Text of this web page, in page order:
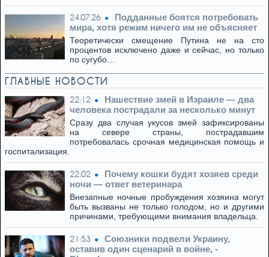
24.07.26
Подданные боятся потребовать
мира, хотя режим ничего им не объясняет
Теоретически смещение Путина не на сто
процентов исключено даже и сейчас, но только
по сугубо…
ГЛАВНЫЕ НОВОСТИ
22:12
Нашествие змей в Израиле — два
человека пострадали за несколько минут
Сразу два случая укусов змей зафиксированы
на севере страны, пострадавшим
потребовалась срочная медицинская помощь и
госпитализация.
22:02
Почему кошки будят хозяев среди
ночи — ответ ветеринара
Внезапные ночные пробуждения хозяина могут
быть вызваны не только голодом, но и другими
причинами, требующими внимания владельца.
21:53
Союзники подвели Украину,
оставив один сценарий в войне, -